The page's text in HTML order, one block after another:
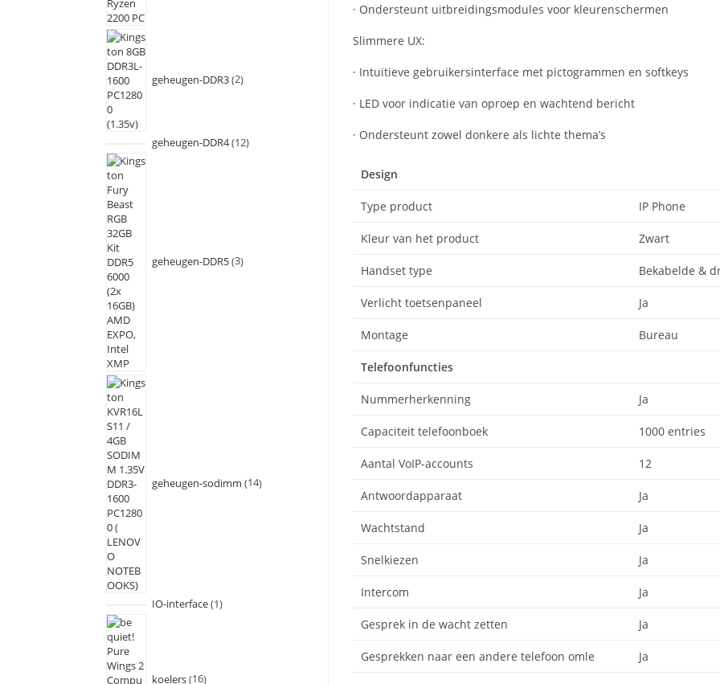
· Ondersteunt uitbreidingsmodules voor kleurenschermen
Slimmere UX:
· Intuïtieve gebruikersinterface met pictogrammen en softkeys
· LED voor indicatie van oproep en wachtend bericht
· Ondersteunt zowel donkere als lichte thema’s
Design
Type product IP Phone
Kleur van het product Zwart
Handset type Bekabelde &
Verlicht toetsenpaneel Ja
Montage Bureau
Telefoonfuncties
Nummerherkenning Ja
Capaciteit telefoonboek 1000 entries
Aantal VoIP-accounts 12
Antwoordapparaat Ja
Wachtstand Ja
Snelkiezen Ja
Intercom Ja
Gesprek in de wacht zetten Ja
Gesprekken naar een andere telefoon omle Ja
geheugen-DDR3 2
geheugen-DDR4 12
geheugen-DDR5 3
geheugen-sodimm 14
IO-interface 1
koelers 16